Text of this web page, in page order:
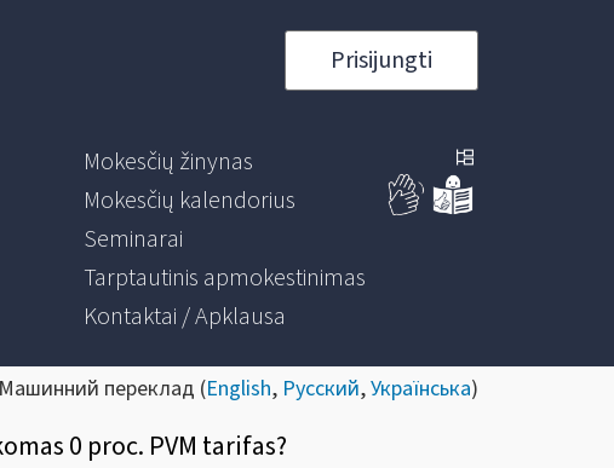
Prisijungti
Mokesčių žinynas
Mokesčių kalendorius
Seminarai
Tarptautinis apmokestinimas
Kontaktai / Apklausa
переклад (English, Русский,Українська)
0 proc. PVM tarifas?